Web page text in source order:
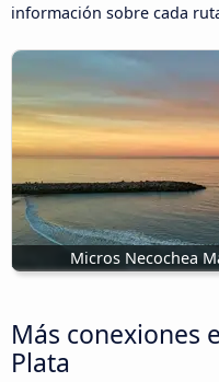
información sobre cada
Micros Necochea
Más conexiones
Plata